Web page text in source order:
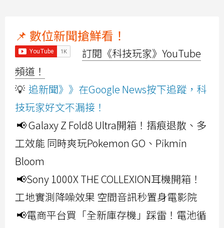
📌 數位新聞搶鮮看！
訂閱《科技玩家》YouTube
頻道！
💡 追新聞》》在Google News按下追蹤，科
技玩家好文不漏接！
📢 Galaxy Z Fold8 Ultra開箱！摺痕退散、多
工效能 同時爽玩Pokemon GO、Pikmin
Bloom
📢Sony 1000X THE COLLEXION耳機開箱！
工地實測降噪效果 空間音訊秒置身電影院
📢電商平台買「全新庫存機」踩雷！電池循